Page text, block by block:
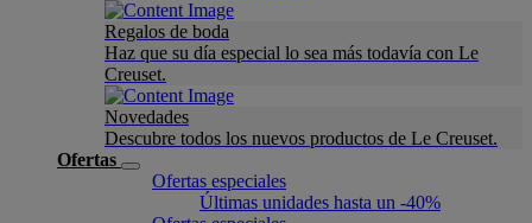
Regalos de boda
Haz que su día especial lo sea más todavía con Le
Creuset.
Novedades
Descubre todos los nuevos productos de Le Creuset.
Ofertas
Ofertas especiales
Últimas unidades hasta un -40%